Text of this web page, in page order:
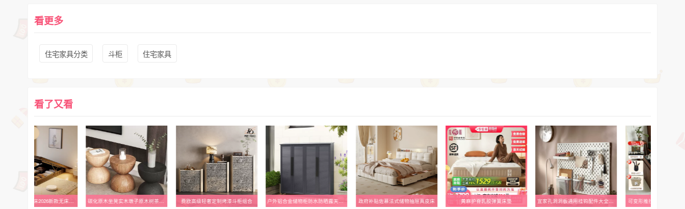
看更多
住宅家具分类 斗柜 住宅家具
看了又看
红晟不锈钢铁艺床2026新款无床头悬浮床架现代简约碳素钢架储物床 碳化原木坐凳实木墩子原木树茶座几复古底件木墩碳HKU化桩桌腿摆 费欧高级轻奢定制烤漆斗柜组合 户外铝合金储物柜防水防晒露天花园工具房庭院室外定制杂物收纳柜 政府补贴佐慕法式储物抽屉真皮床 黄麻护脊乳胶弹簧床垫 宜家孔洞洞板通用挂钩配件大全收纳斯考迪斯平替收纳盒书桌置物架 可变形推拉实木自带烧